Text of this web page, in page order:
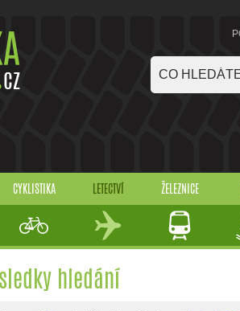
CYKLISTIKA LETECTVÍ ŽELEZNICE
hledání